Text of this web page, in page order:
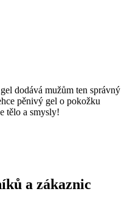
dodává mužům ten správný
pěnivý gel o pokožku
tělo a smysly!
a zákaznic